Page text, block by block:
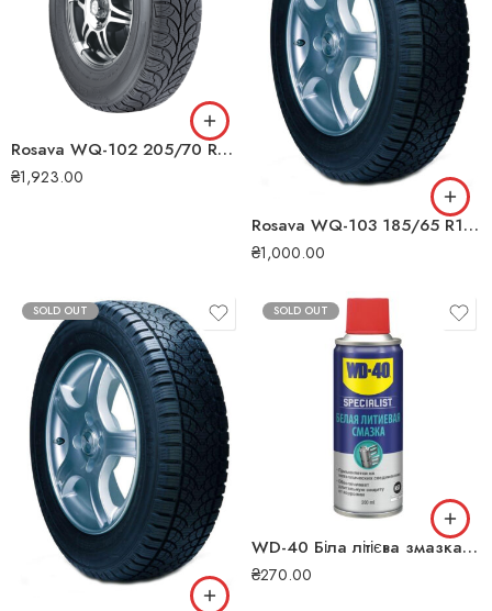
Rosava WQ-102 205/70 R15 95S зимова шина
₴1,923.00
Rosava WQ-103 185/65 R14 86S зимова шина
₴1,000.00
SOLD OUT SOLD OUT
WD-40 Біла літієва змазка 200мл 124W700261
₴270.00